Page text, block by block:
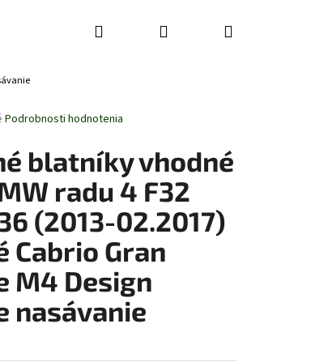
Hľadať PrihlásenieNákupný
Podrobnosti hodnotenia
blatníky vhodné
radu 4 F32
(2013-02.2017)
Cabrio Gran
M4 Design
nasávanie